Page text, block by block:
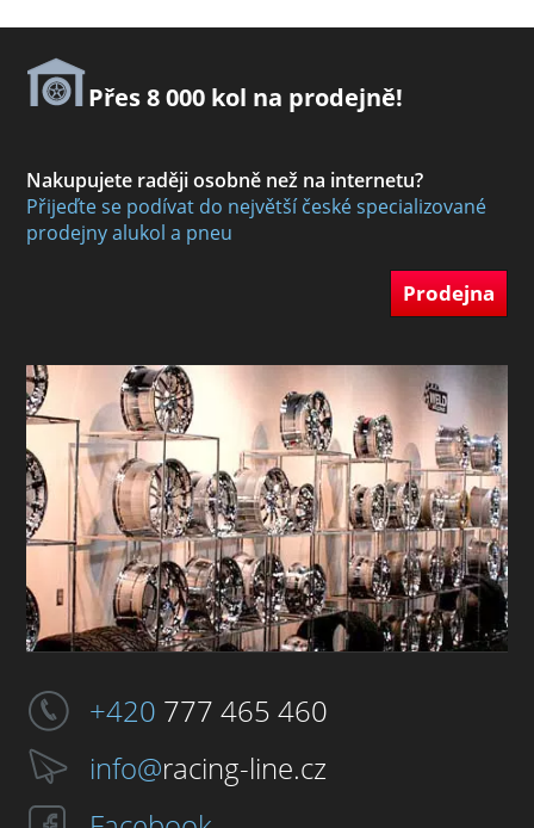
Přes 8 000 kol na prodejně!
Nakupujete raději osobně než na internetu?
Přijeďte se podívat do největší české specializované
prodejny alukol a pneu
Prodejna
+420 777 465 460
info@racing-line.cz